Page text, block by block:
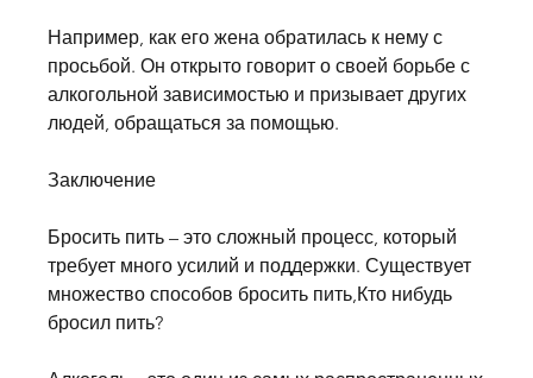
Например, как его жена обратилась к нему с
просьбой. Он открыто говорит о своей борьбе с
алкогольной зависимостью и призывает других
людей, обращаться за помощью.
Заключение
Бросить пить – это сложный процесс, который
требует много усилий и поддержки. Существует
множество способов бросить пить,Кто нибудь
бросил пить?